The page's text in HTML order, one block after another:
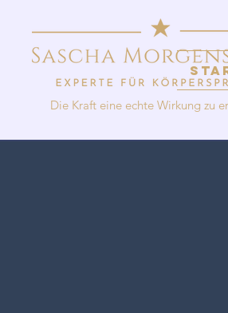
Die Kraft eine echte Wirkung zu